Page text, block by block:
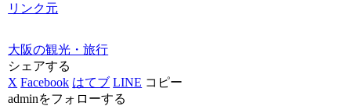
リンク元
大阪の観光・旅行
シェアする
X Facebook はてブ LINE コピー
adminをフォローする